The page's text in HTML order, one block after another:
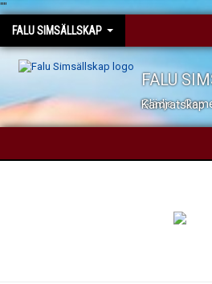
""
FALU SIMSÄLLSKAP
FALU
Glädje • Gemenskap • Utveckling • Kamratskap